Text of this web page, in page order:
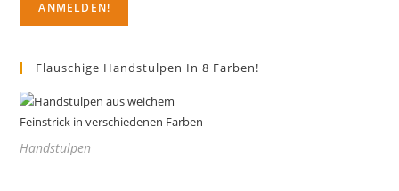
Flauschige Handstulpen In 8 Farben!
Handstulpen